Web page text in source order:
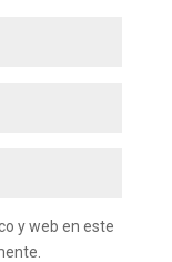
y web en este